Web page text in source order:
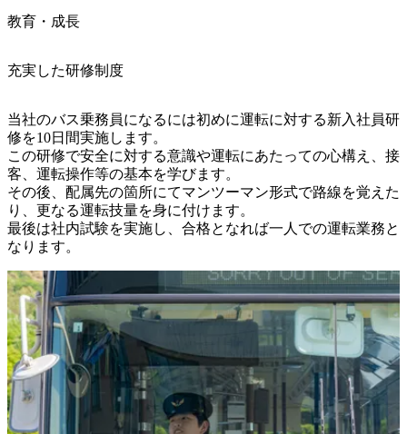
教育・成長
充実した研修制度
当社のバス乗務員になるには初めに運転に対する新入社員研
修を10日間実施します。
この研修で安全に対する意識や運転にあたっての心構え、接
客、運転操作等の基本を学びます。
その後、配属先の箇所にてマンツーマン形式で路線を覚えた
り、更なる運転技量を身に付けます。
最後は社内試験を実施し、合格となれば一人での運転業務と
なります。